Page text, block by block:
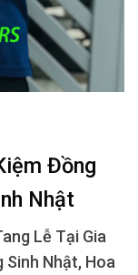
Đồng
Nhật
Lễ Tại Gia
Sinh Nhật, Hoa